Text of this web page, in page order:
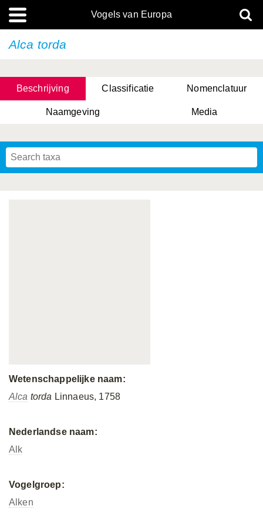
Vogels van Europa
Alca torda
Beschrijving Classificatie Nomenclatuur
Naamgeving Media
Wetenschappelijke naam:
Alca torda Linnaeus, 1758
Nederlandse naam:
Alk
Vogelgroep:
Alken